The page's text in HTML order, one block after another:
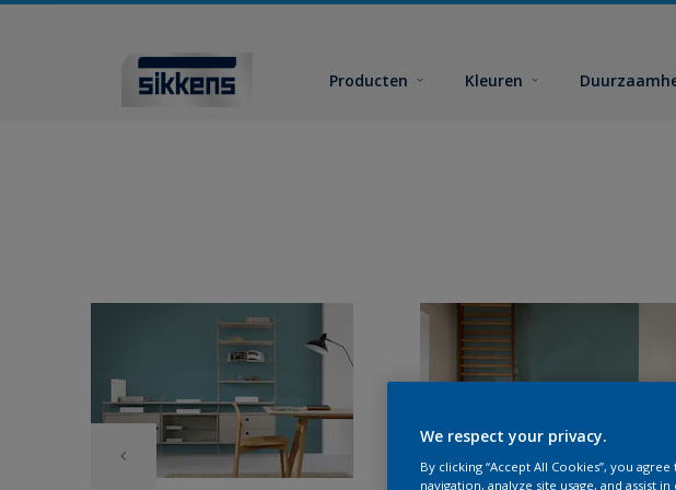
Producten Kleuren
We respect your privacy.
By clicking “Accept All Cookies”, you
navigation, analyze site usage, and assist